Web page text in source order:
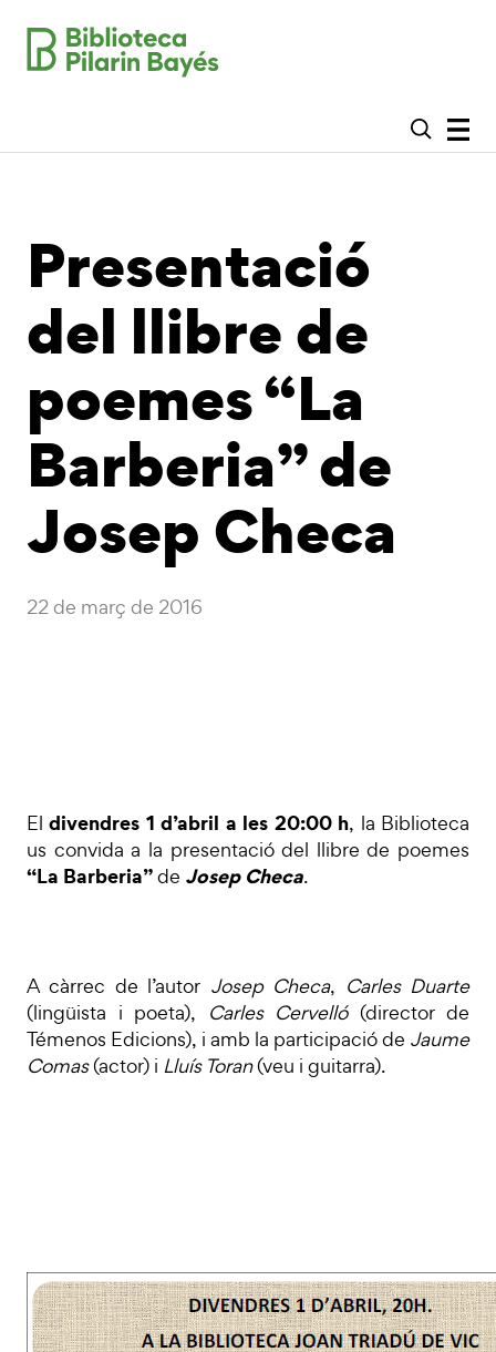
Presentació
del llibre de
poemes “La
Barberia” de
Josep Checa
22 de març de 2016
Eldivendres 1 d’abril a les 20:00 h, la Biblioteca
us convida a la presentació del llibre de poemes
“La Barberia”de Josep Checa.
A càrrec de l’autor Josep Checa, Carles Duarte
(lingüista i poeta),
Carles Cervelló(director de
Témenos Edicions), i amb la participació de Jaume
Comas(actor) i Lluís Toran(veu i guitarra).